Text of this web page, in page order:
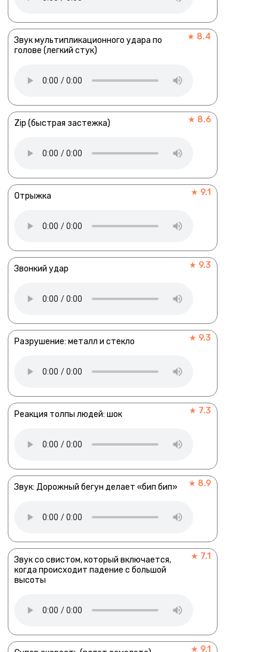
Звук мультипликационного удара по
голове (легкий стук)
★ 8.4
Zip (быстрая застежка) ★ 8.6
Отрыжка ★ 9.1
Звонкий удар ★ 9.3
Разрушение: металл и стекло ★ 9.3
Реакция толпы людей: шок ★ 7.3
Звук: Дорожный бегун делает «бип бип» ★ 8.9
Звук со свистом, который включается,
когда происходит падение с большой
высоты
★ 7.1
★ 9.1